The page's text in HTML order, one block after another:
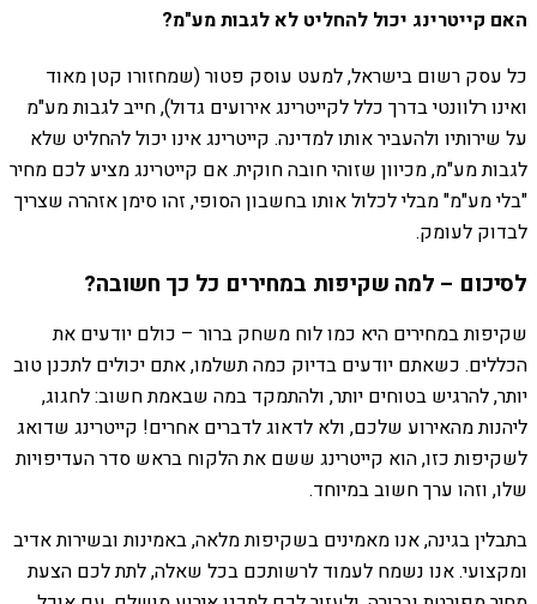
האם קייטרינג יכול להחליט לא לגבות מע"מ?
כל עסק רשום בישראל, למעט עוסק פטור (שמחזורו קטן מאוד
ואינו רלוונטי בדרך כלל לקייטרינג אירועים גדול), חייב לגבות מע"מ
על שירותיו ולהעביר אותו למדינה. קייטרינג אינו יכול להחליט שלא
לגבות מע"מ, מכיוון שזוהי חובה חוקית. אם קייטרינג מציע לכם מחיר
"בלי מע"מ" מבלי לכלול אותו בחשבון הסופי, זהו סימן אזהרה שצריך
לבדוק לעומק.
לסיכום – למה שקיפות במחירים כל כך חשובה?
שקיפות במחירים היא כמו לוח משחק ברור – כולם יודעים את
הכללים. כשאתם יודעים בדיוק כמה תשלמו, אתם יכולים לתכנן טוב
יותר, להרגיש בטוחים יותר, ולהתמקד במה שבאמת חשוב: לחגוג,
ליהנות מהאירוע שלכם, ולא לדאוג לדברים אחרים! קייטרינג שדואג
לשקיפות כזו, הוא קייטרינג ששם את הלקוח בראש סדר העדיפויות
שלו, וזהו ערך חשוב במיוחד.
בתבלין בגינה, אנו מאמינים בשקיפות מלאה, באמינות ובשירות אדיב
ומקצועי. אנו נשמח לעמוד לרשותכם בכל שאלה, לתת לכם הצעת